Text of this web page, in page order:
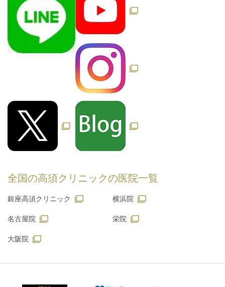
全国の高須クリニックの医院一覧
銀座高須クリニック 横浜院
名古屋院 栄院
大阪院